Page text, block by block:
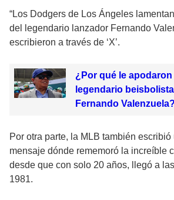
“Los Dodgers de Los Ángeles
del legendario lanzador Fernando
escribieron a través de ‘X’.
¿Por qué le apodaron
legendario
Fernando Valenzuela?
Por otra parte, la MLB también escribió
mensaje dónde rememoró la increíble
desde que con solo 20 años, llegó a
1981.